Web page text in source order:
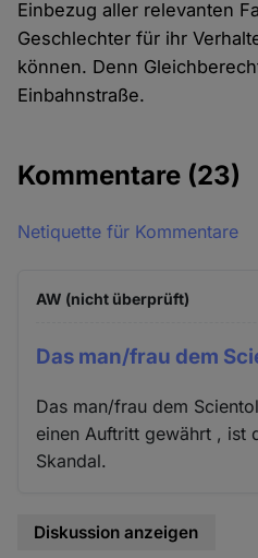
Einbezug aller relevanten
Geschlechter für ihr
können. Denn
Einbahnstraße.
Kommentare (23)
Netiquette für Kommentare
AW (nicht überprüft)
Das man/frau dem
Das man/frau dem
einen Auftritt gewährt , ist
Skandal.
Diskussion anzeigen